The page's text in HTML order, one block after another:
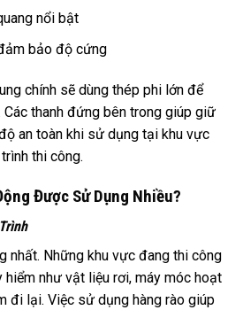
nổi bật
bảo độ cứng
chính sẽ dùng thép phi lớn để
thanh đứng bên trong giúp giữ
an toàn khi sử dụng tại khu vực
thi công.
Được Sử Dụng Nhiều?
nhất. Những khu vực đang thi công
hiểm như vật liệu rơi, máy móc hoạt
đi lại. Việc sử dụng hàng rào giúp